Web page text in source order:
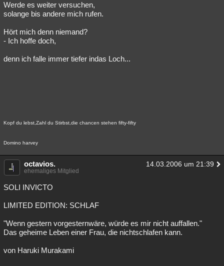
Werde es weiter versuchen,
solange bis andere mich rufen.
Hört mich denn niemand?
- Ich hoffe doch,
denn ich falle immer tiefer indas Loch...
Kopf du lebst,Zahl du Stirbst,die chancen stehen fifty-fifty
Domino harvey
octavios. 14.03.2006 um 21:39
ehemaliges Mitglied
SOLI INVICTO
LIMITED EDITION: SCHLAF
"Wenn gestern vorgesternwäre, würde es mir nicht auffallen."
Das geheime Leben einer Frau, die nichtschlafen kann.
von Haruki Murakami